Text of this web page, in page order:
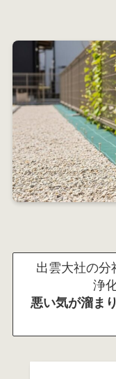
出雲大社の分
浄
悪い気が溜ま